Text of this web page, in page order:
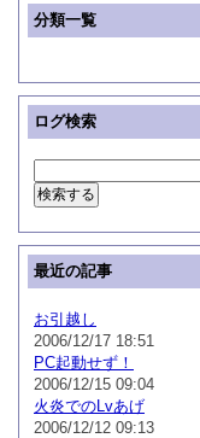
分類一覧
ログ検索
最近の記事
お引越し
2006/12/17 18:51
PC起動せず！
2006/12/15 09:04
火炎でのLvあげ
2006/12/12 09:13